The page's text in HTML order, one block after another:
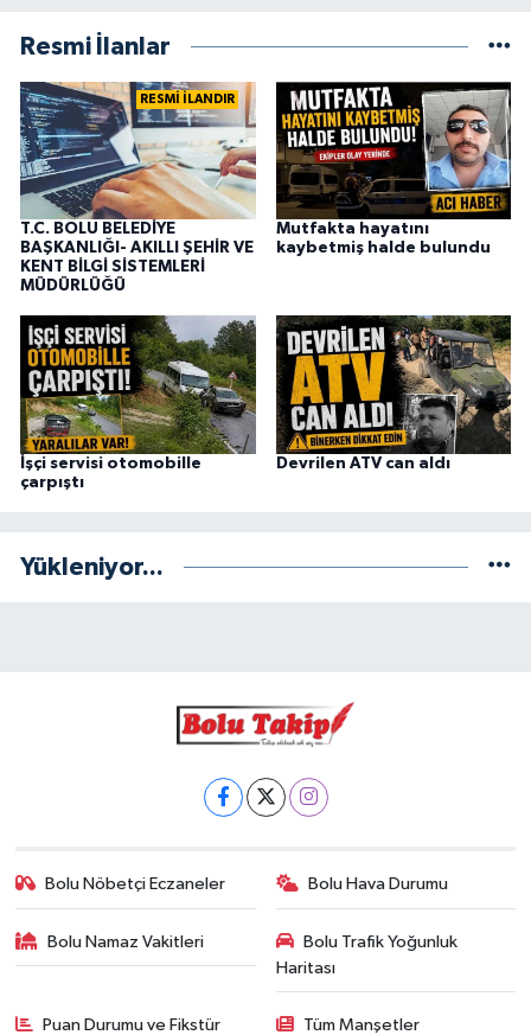
Resmi İlanlar
RESMİ İLANDIR
T.C. BOLU BELEDİYE
BAŞKANLIĞI- AKILLI ŞEHİR VE
KENT BİLGİ SİSTEMLERİ
MÜDÜRLÜĞÜ
Mutfakta hayatını
kaybetmiş halde bulundu
İşçi servisi otomobille
çarpıştı
Devrilen ATV can aldı
Yükleniyor...
Bolu Nöbetçi Eczaneler Bolu Hava Durumu
Bolu Namaz Vakitleri
Bolu Trafik Yoğunluk
Haritası
Puan Durumu ve Fikstür Tüm Manşetler